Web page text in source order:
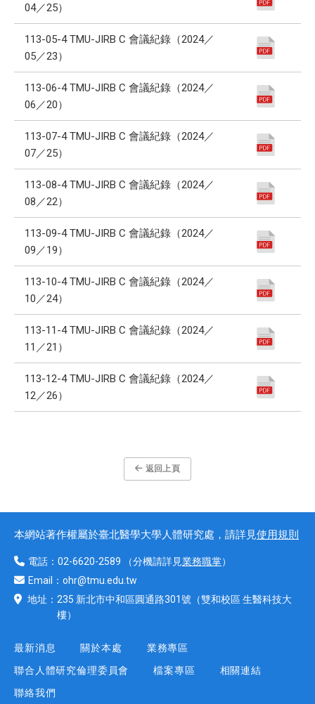
04／25）
113-05-4 TMU-JIRB C 會議紀錄（2024／
05／23）
113-06-4 TMU-JIRB C 會議紀錄（2024／
06／20）
113-07-4 TMU-JIRB C 會議紀錄（2024／
07／25）
113-08-4 TMU-JIRB C 會議紀錄（2024／
08／22）
113-09-4 TMU-JIRB C 會議紀錄（2024／
09／19）
113-10-4 TMU-JIRB C 會議紀錄（2024／
10／24）
113-11-4 TMU-JIRB C 會議紀錄（2024／
11／21）
113-12-4 TMU-JIRB C 會議紀錄（2024／
12／26）
返回上頁
本網站著作權屬於臺北醫學大學人體研究處，請詳見使用規則
電話： 02-6620-2589 （分機請詳見業務職掌）
Email： ohr@tmu.edu.tw
地址： 235 新北市中和區圓通路301號 （雙和校區 生醫科技大
樓）
最新消息 關於本處
業務專區
聯合人體研究倫理委員會
檔案專區
相關連結
聯絡我們